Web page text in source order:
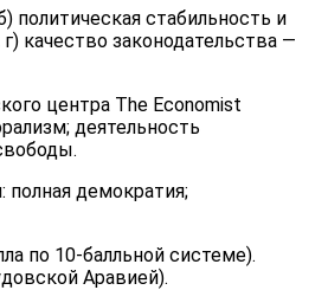
политическая стабильность и
качество законодательства —
центра The Economist
деятельность
демократия;
по 10-балльной системе).
Аравией).